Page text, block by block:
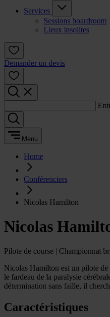
Services
Sessions boardroom
Lieux insolites
Demander un devis
Menu
Home
Conférenciers
Nicolas Hamilton
Nicolas
Pilote de course | Championnat
Nicolas Hamilton est un pilote
le fardeau de la paralysie
détermination sans faille, il
Caractéristiques